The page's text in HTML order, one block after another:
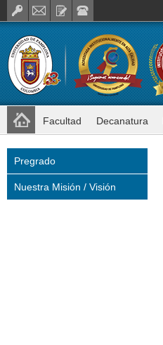
Facultad Decanatura
Pregrado
Nuestra Misión / Visión